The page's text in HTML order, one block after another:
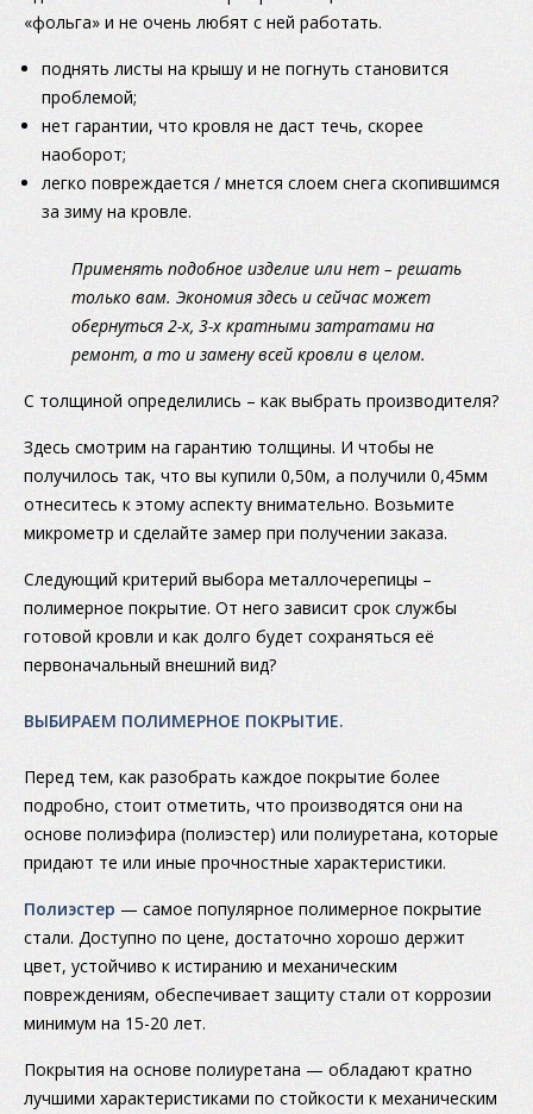
«фольга» и не очень любят с ней работать.
поднять листы на крышу и не погнуть становится
проблемой;
нет гарантии, что кровля не даст течь, скорее
наоборот;
легко повреждается / мнется слоем снега скопившимся
за зиму на кровле.
Применять подобное изделие или нет – решать
только вам. Экономия здесь и сейчас может
обернуться 2-х, 3-х кратными затратами на
ремонт, а то и замену всей кровли в целом.
С толщиной определились – как выбрать производителя?
Здесь смотрим на гарантию толщины. И чтобы не
получилось так, что вы купили 0,50м, а получили 0,45мм
отнеситесь к этому аспекту внимательно. Возьмите
микрометр и сделайте замер при получении заказа.
Следующий критерий выбора металлочерепицы –
полимерное покрытие. От него зависит срок службы
готовой кровли и как долго будет сохраняться её
первоначальный внешний вид?
ВЫБИРАЕМ ПОЛИМЕРНОЕ ПОКРЫТИЕ.
Перед тем, как разобрать каждое покрытие более
подробно, стоит отметить, что производятся они на
основе полиэфира (полиэстер) или полиуретана, которые
придают те или иные прочностные характеристики.
Полиэстер — самое популярное полимерное покрытие
стали. Доступно по цене, достаточно хорошо держит
цвет, устойчиво к истиранию и механическим
повреждениям, обеспечивает защиту стали от коррозии
минимум на 15-20 лет.
Покрытия на основе полиуретана — обладают кратно
лучшими характеристиками по стойкости к механическим